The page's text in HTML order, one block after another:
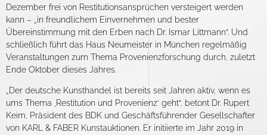
Dezember frei von Restitutionsansprüchen versteigert werden
kann – „in freundlichem Einvernehmen und bester
Übereinstimmung mit den Erben nach Dr. Ismar Littmann“. Und
schließlich führt das Haus Neumeister in München regelmäßig
Veranstaltungen zum Thema Provenienzforschung durch, zuletzt
Ende Oktober dieses Jahres.
„Der deutsche Kunsthandel ist bereits seit Jahren aktiv, wenn es
ums Thema ‚Restitution und Provenienz‘ geht“, betont Dr. Rupert
Keim, Präsident des BDK und Geschäftsführender Gesellschafter
von KARL & FABER Kunstauktionen. Er initiierte im Jahr 2019 in